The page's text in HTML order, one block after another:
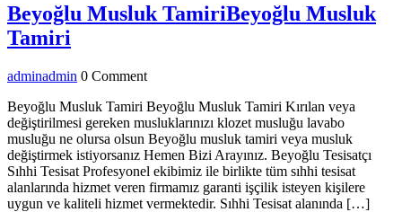
Beyoğlu Musluk TamiriBeyoğlu Musluk
Tamiri
adminadmin 0 Comment
Beyoğlu Musluk Tamiri Beyoğlu Musluk Tamiri Kırılan veya
değiştirilmesi gereken musluklarınızı klozet musluğu lavabo
musluğu ne olursa olsun Beyoğlu musluk tamiri veya musluk
değiştirmek istiyorsanız Hemen Bizi Arayınız. Beyoğlu Tesisatçı
Sıhhi Tesisat Profesyonel ekibimiz ile birlikte tüm sıhhi tesisat
alanlarında hizmet veren firmamız garanti işçilik isteyen kişilere
uygun ve kaliteli hizmet vermektedir. Sıhhi Tesisat alanında […]